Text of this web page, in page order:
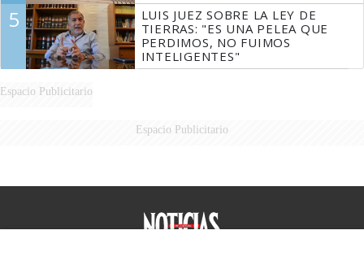
5
LUIS JUEZ SOBRE LA LEY DE
TIERRAS: "ES UNA PELEA QUE
PERDIMOS, NO FUIMOS
INTELIGENTES"
Espacio Publicitario
Espacio Publicitario